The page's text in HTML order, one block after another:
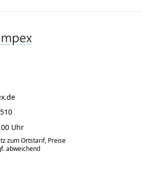
Uhr
zum Ortstarif, Preise
abweichend